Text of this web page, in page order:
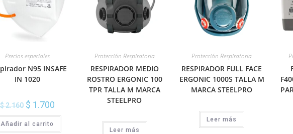
Precios especiales
N95 INSAFE
IN 1020
$2.160 $ 1.700
Añadir al carrito
Protección Respiratoria
RESPIRADOR MEDIO
ROSTRO ERGONIC 100
TPR TALLA M MARCA
STEELPRO
Leer más
Protección Respiratoria
RESPIRADOR FULL FACE
ERGONIC 1000S TALLA M
MARCA STEELPRO
Leer más